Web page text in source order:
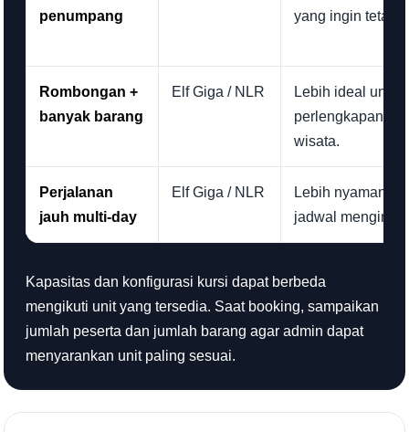
penumpang
yang ingin tetap
Rombongan +
banyak barang
Elf Giga / NLR
Lebih ideal
perlengkapan
wisata.
Perjalanan
jauh multi-day
Elf Giga / NLR
Lebih nyaman
jadwal menginap.
Kapasitas dan konfigurasi kursi dapat berbeda
mengikuti unit yang tersedia. Saat booking, sampaikan
jumlah peserta dan jumlah barang agar admin dapat
menyarankan unit paling sesuai.